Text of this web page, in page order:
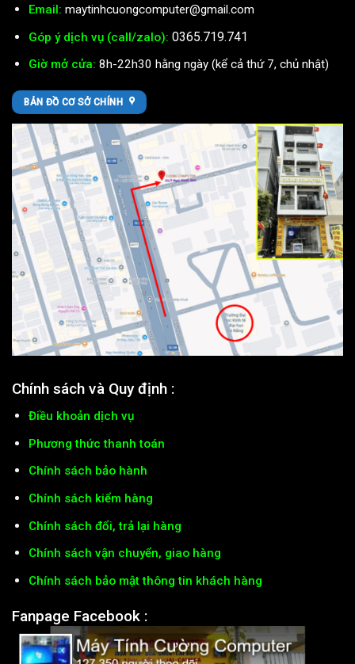
Email: maytinhcuongcomputer@gmail.com
Góp ý dịch vụ (call/zalo): 0365.719.741
Giờ mở cửa: 8h-22h30 hằng ngày (kể cả thứ 7, chủ nhật)
BẢN ĐỒ CƠ SỞ CHÍNH
Chính sách và Quy định :
Điều khoản dịch vụ
Phương thức thanh toán
Chính sách bảo hành
Chính sách kiểm hàng
Chính sách đổi, trả lại hàng
Chính sách vận chuyển, giao hàng
Chính sách bảo mật thông tin khách hàng
Fanpage Facebook :